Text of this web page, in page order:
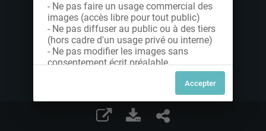
- Ne pas faire un usage commercial des
images (accès libre pour tout public)
- Ne pas diffuser au public ou à des tiers
(hors cadre d'un usage privé ou interne)
- Ne pas modifier les images sans
consentement écrit préalable
Dans le cas contraire, nous vous invitons
à nous contacter afin de solliciter le type
de Licence souhaitée parmi celles
proposées et le cas échéant, acquitter